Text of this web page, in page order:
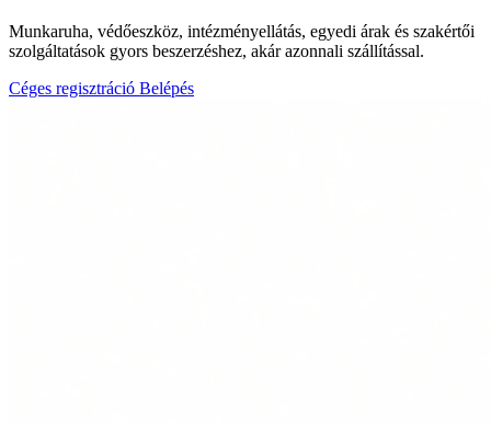
Munkaruha, védőeszköz, intézményellátás, egyedi árak és szakértői
szolgáltatások gyors beszerzéshez, akár azonnali szállítással.
Céges regisztráció Belépés